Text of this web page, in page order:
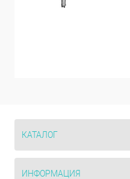
КАТАЛОГ
ИНФОРМАЦИЯ